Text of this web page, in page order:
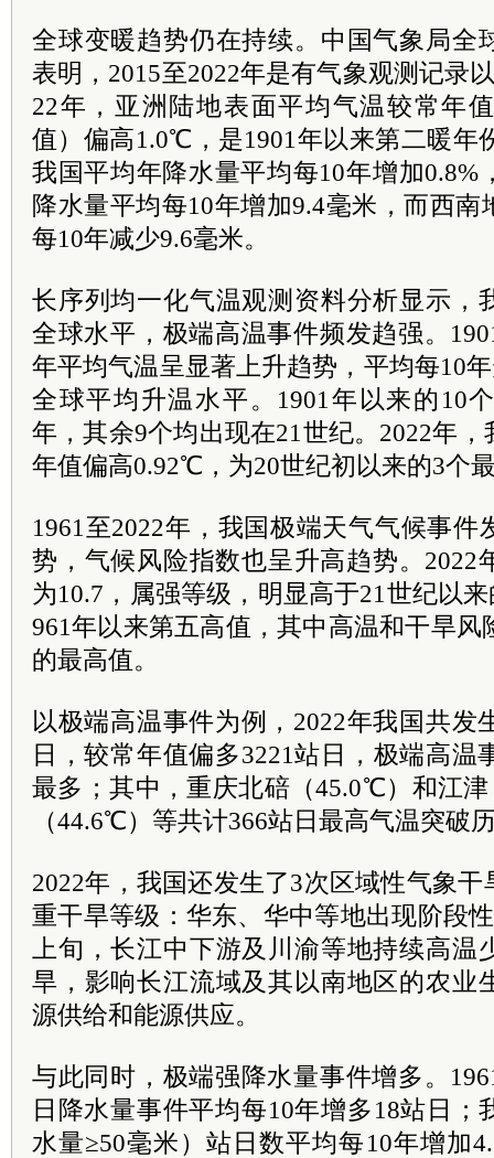
全球变暖趋势仍在持续。中国气象局全
表明，2015至2022年是有气象观测记录
22年，亚洲陆地表面平均气温较常年
值）偏高1.0℃，是1901年以来第二暖年
我国平均年降水量平均每10年增加0.8%
降水量平均每10年增加9.4毫米，而西南
每10年减少9.6毫米。
长序列均一化气温观测资料分析显示，
全球水平，极端高温事件频发趋强。
年平均气温呈显著上升趋势，平均每10
全球平均升温水平。1901年以来的10
年，其余9个均出现在21世纪。2022年
年值偏高0.92℃，为20世纪初以来的3个
1961至2022年，我国极端天气气候事件
势，气候风险指数也呈升高趋势。2022
为10.7，属强等级，明显高于21世纪以
961年以来第五高值，其中高温和干旱风
的最高值。
以极端高温事件为例，2022年我国共发
日，较常年值偏多3221站日，极端高温
最多；其中，重庆北碚（45.0℃）和江
（44.6℃）等共计366站日最高气温突破
2022年，我国还发生了3次区域性气象
重干旱等级：华东、华中等地出现阶段
上旬，长江中下游及川渝等地持续高温
旱，影响长江流域及其以南地区的农业
源供给和能源供应。
与此同时，极端强降水量事件增多。
日降水量事件平均每10年增多18站日；
水量≥50毫米）站日数平均每10年增加